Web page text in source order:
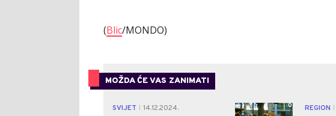
(Blic/MONDO)
MOŽDA ĆE VAS ZANIMATI
SVIJET
14.12.2024.
0 REGION